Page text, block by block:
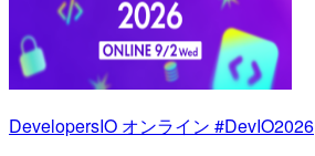
DevelopersIO オンライン #DevIO2026